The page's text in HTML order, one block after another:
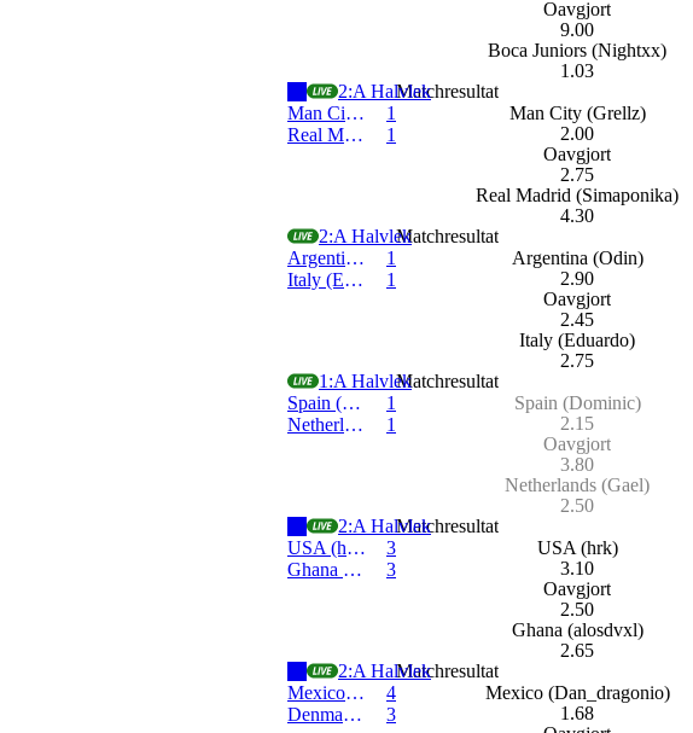
Oavgjort
9.00
Boca Juniors (Nightxx)
1.03
eFootball Battle - 8 min spel
2:a Halvlek
Man City (Grellz)
Real Madrid (Simaponika)
1
1
Matchresultat
Man City (Grellz)
2.00
Oavgjort
2.75
Real Madrid (Simaponika)
4.30
eFootball Adriatic League - 10 min spel
2:a Halvlek
Argentina (Odin)
Italy (Eduardo)
1
1
Matchresultat
Argentina (Odin)
2.90
Oavgjort
2.45
Italy (Eduardo)
2.75
eFootball Adriatic League - 10 min spel
1:a Halvlek
Spain (Dominic)
Netherlands (Gael)
1
1
Matchresultat
Spain (Dominic)
2.15
Oavgjort
3.80
Netherlands (Gael)
2.50
eFootball Battle - Volta League 6 min spel
2:a Halvlek
USA (hrk)
Ghana (alosdvxl)
3
3
Matchresultat
USA (hrk)
3.10
Oavgjort
2.50
Ghana (alosdvxl)
2.65
eFootball Battle - Volta League 6 min spel
2:a Halvlek
Mexico (Dan_dragonio)
Denmark (vladl3n)
4
3
Matchresultat
Mexico (Dan_dragonio)
1.68